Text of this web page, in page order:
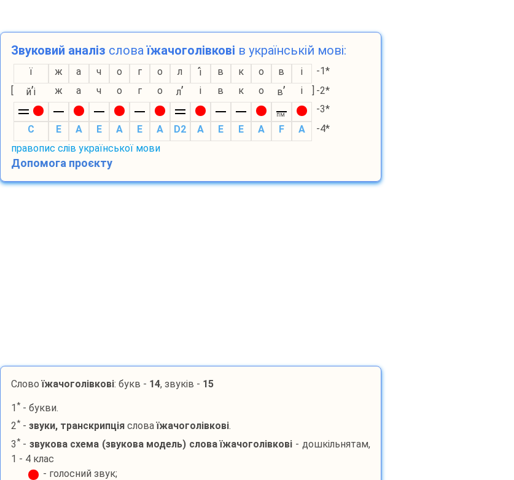
Звуковий аналіз словаїжачоголівкові в українській мові:
ї ж а ч о г о л і в к о в і
-1*
[
й’і ж а ч о г о л’ і в к о в’ і ] -2*
пм
-3*
С
E A E A E A D2 A E E A F A
-4*
правопис слів української мови
Допомога проєкту
Словоїжачоголівкові: букв - 14, звуків - 15
1 *- букви.
2*- звуки, транскрипціясловаїжачоголівкові.
3*- звукова схема (звукова модель) слова їжачоголівкові - дошкільнятам,
1 - 4 клас
- голосний звук;